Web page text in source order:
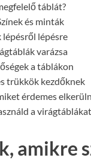
táblát?
és minták
lépésről lépésre
varázsa
a táblákon
trükkök kezdőknek
érdemes
a
amikre